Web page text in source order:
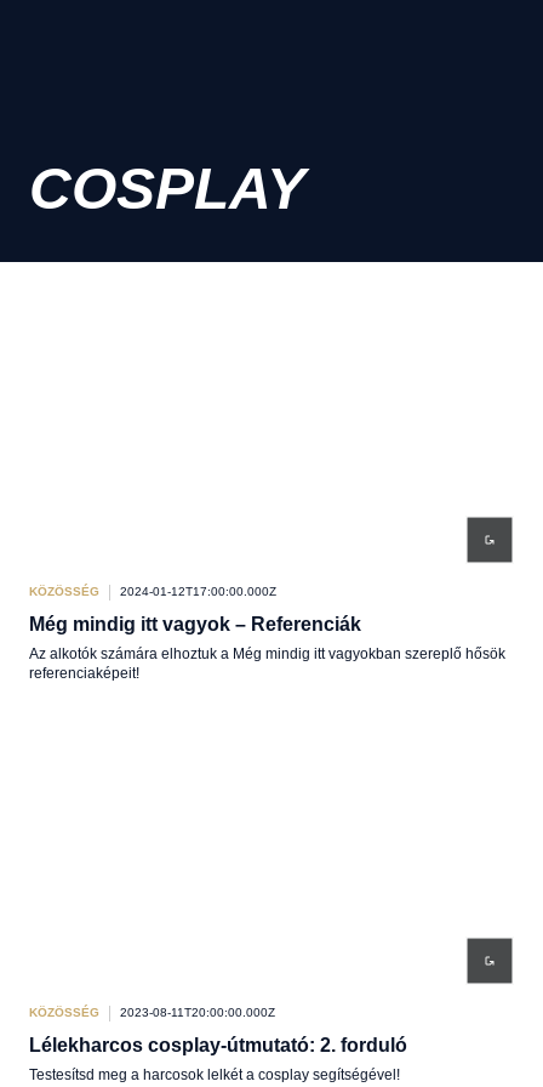
COSPLAY
KÖZÖSSÉG 2024-01-12T17:00:00.000Z
Még mindig itt vagyok – Referenciák
Az alkotók számára elhoztuk a Még mindig itt vagyokban szereplő hősök
referenciaképeit!
KÖZÖSSÉG 2023-08-11T20:00:00.000Z
Lélekharcos cosplay-útmutató: 2. forduló
Testesítsd meg a harcosok lelkét a cosplay segítségével!